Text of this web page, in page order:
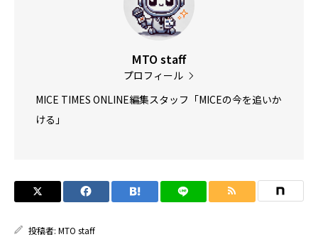
MTO staff
プロフィール
MICE TIMES ONLINE編集スタッフ「MICEの今を追いか
ける」
投稿者: MTO staff